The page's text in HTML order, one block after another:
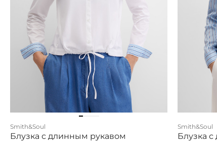
Smith&Soul
Блузка с длинным рукавом
Smith&Soul
Блузка